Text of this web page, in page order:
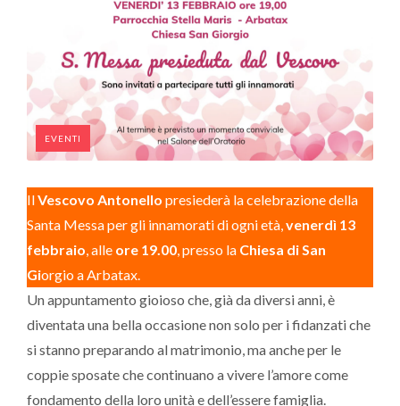
EVENTI
IlVescovo Antonello presiederà la celebrazione della
Santa Messa per gli innamorati di ogni età,venerdì 13
febbraio, alle ore 19.00, presso la Chiesa di San
Giorgio a Arbatax.
Un appuntamento gioioso che, già da diversi anni, è
diventata una bella occasione non solo per i fidanzati che
si stanno preparando al matrimonio, ma anche per le
coppie sposate che continuano a vivere l’amore come
fondamento della loro unità e dell’essere famiglia.